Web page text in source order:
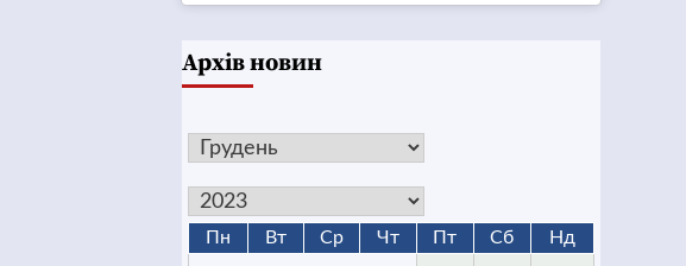
Архів новин
Пн Вт Ср Чт Пт Сб Нд